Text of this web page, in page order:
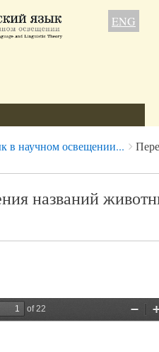
ENG
в научном освещении...
названий